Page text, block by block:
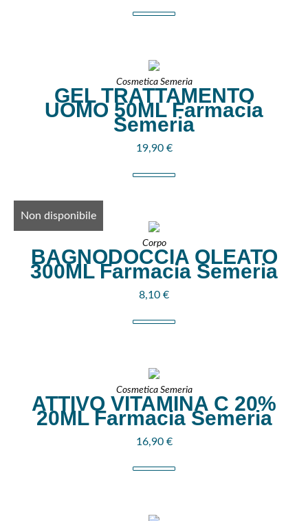
Cosmetica Semeria
GEL TRATTAMENTO
UOMO 50ML Farmacia
Semeria
19,90 €
Non disponibile
Corpo
BAGNODOCCIA OLEATO
300ML Farmacia Semeria
8,10 €
Cosmetica Semeria
ATTIVO VITAMINA C 20%
20ML Farmacia Semeria
16,90 €